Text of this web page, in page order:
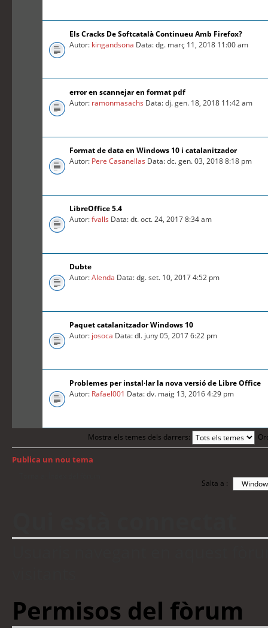
Els Cracks De Softcatalà Continueu Amb Firefox?
Autor: kingandsona Data: dg. març 11, 2018 11:00 am
error en scannejar en format pdf
Autor: ramonmasachs Data: dj. gen. 18, 2018 11:42 am
Format de data en Windows 10 i catalanitzador
Autor: Pere Casanellas Data: dc. gen. 03, 2018 8:18 pm
LibreOffice 5.4
Autor:fvalls Data: dt. oct. 24, 2017 8:34 am
Dubte
Autor:Alenda Data: dg. set. 10, 2017 4:52 pm
Paquet catalanitzador Windows 10
Autor: josoca Data: dl. juny 05, 2017 6:22 pm
Problemes per instal·lar la nova versió de Libre Office
Autor: Rafael001 Data: dv. maig 13, 2016 4:29 pm
Mostra els temes dels darrers:
Publica un nou tema
Salta a :
Permisos del fòrum